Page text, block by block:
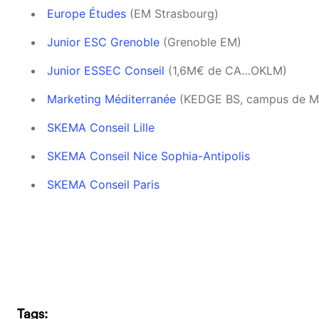
Europe Études (EM Strasbourg)
Junior ESC Grenoble (Grenoble EM)
Junior ESSEC Conseil (1,6M€ de CA…OKLM)
Marketing Méditerranée (KEDGE BS, campus de
SKEMA Conseil Lille
SKEMA Conseil Nice Sophia-Antipolis
SKEMA Conseil Paris
Tags: